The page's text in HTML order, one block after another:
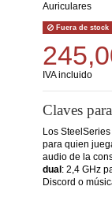
Auriculares
Fuera de stock
IVA incluido
Claves
Los
para quien
audio de la
dual: 2,4 GHz
Discord o